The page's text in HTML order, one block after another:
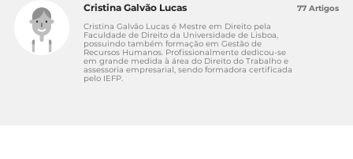
Cristina Galvão Lucas
Cristina Galvão Lucas é Mestre em Direito pela
Faculdade de Direito da Universidade de Lisboa,
possuindo também formação em Gestão de
Recursos Humanos. Profissionalmente dedicou-se
em grande medida à área do Direito do Trabalho e
assessoria empresarial, sendo formadora certificada
pelo IEFP.
77 Artigos